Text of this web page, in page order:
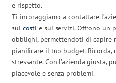
e rispetto.
Ti incoraggiamo a contattare
sui costi e sui servizi. Offrono un
obblighi, permettendoti di capire
pianificare il tuo budget. Ricorda,
stressante. Con l’azienda giusta,
piacevole e senza problemi.